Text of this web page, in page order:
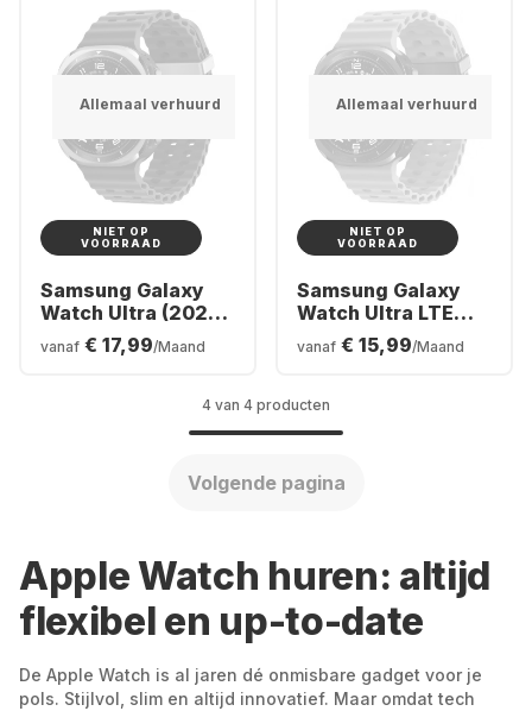
Allemaal verhuurd
NIET OP
VOORRAAD
Samsung Galaxy
Watch Ultra (2025)
LTE Smartwatch,
titanium kast,
vanaf € 17,99/Maand
Allemaal verhuurd
NIET OP
VOORRAAD
Samsung Galaxy
Watch Ultra LTE
Smartwatch,
Titanium Case, 47
vanaf € 15,99/Maand
4 van 4 producten
Volgende pagina
Apple Watch huren: altijd
flexibel en up-to-date
De Apple Watch is al jaren dé onmisbare gadget voor je
pols. Stijlvol, slim en altijd innovatief. Maar omdat tech